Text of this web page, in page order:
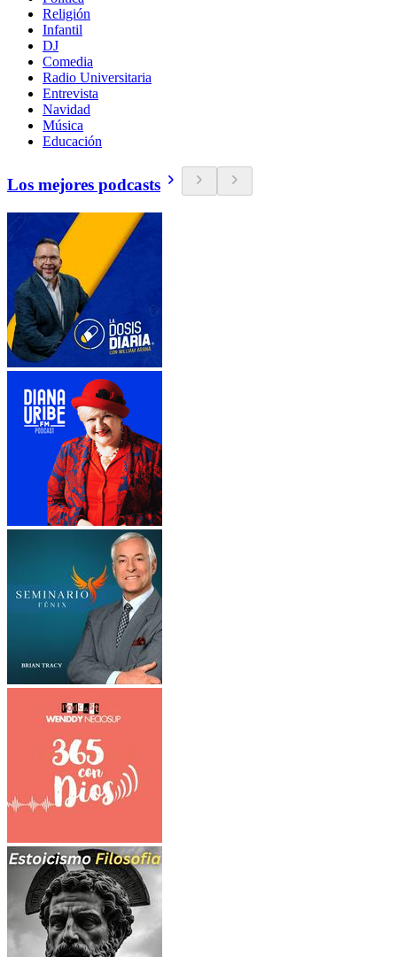
Religión
Infantil
DJ
Comedia
Radio Universitaria
Entrevista
Navidad
Música
Educación
Los mejores podcasts